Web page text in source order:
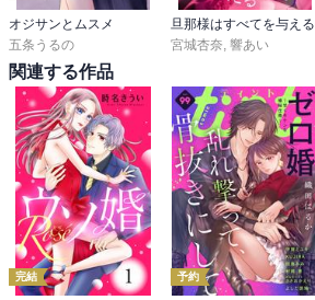
オジサンとムスメ
五条うるの
旦那様はすべてを与える
宮城杏奈, 響あい
関連する作品
完結 予約